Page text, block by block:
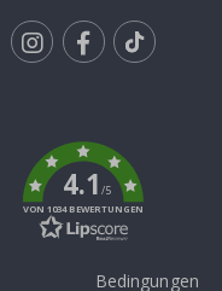
4.1/5
VON 1034 BEWERTUNGEN
Bedingungen